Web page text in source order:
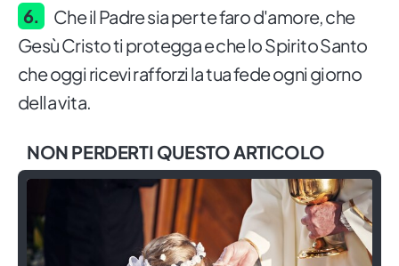
Che il Padre sia per te faro d'amore, che
Gesù Cristo ti protegga e che lo Spirito Santo
che oggi ricevi rafforzi la tua fede ogni giorno
della vita.
NON PERDERTI QUESTO ARTICOLO